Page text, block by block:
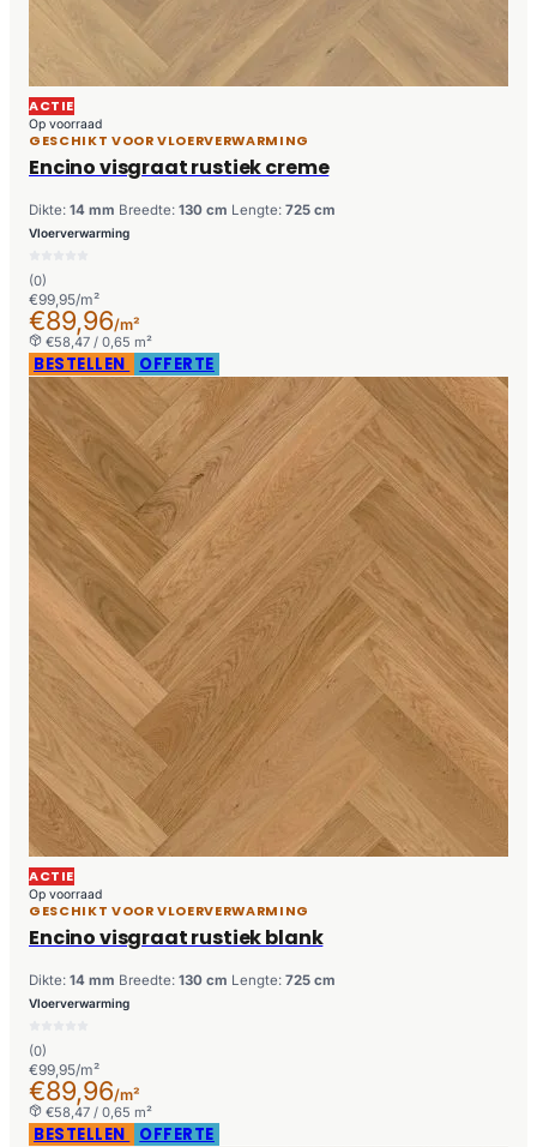
ACTIE
Op voorraad
GESCHIKT VOOR VLOERVERWARMING
Encino visgraat rustiek creme
Dikte: 14 mm Breedte: 130 cm Lengte: 725 cm
Vloerverwarming
(0)
€99,95/m²
€89,96/m²
€58,47 / 0,65 m²
BESTELLEN OFFERTE
ACTIE
Op voorraad
GESCHIKT VOOR VLOERVERWARMING
Encino visgraat rustiek blank
Dikte: 14 mm Breedte: 130 cm Lengte: 725 cm
Vloerverwarming
(0)
€99,95/m²
€89,96/m²
€58,47 / 0,65 m²
BESTELLEN OFFERTE